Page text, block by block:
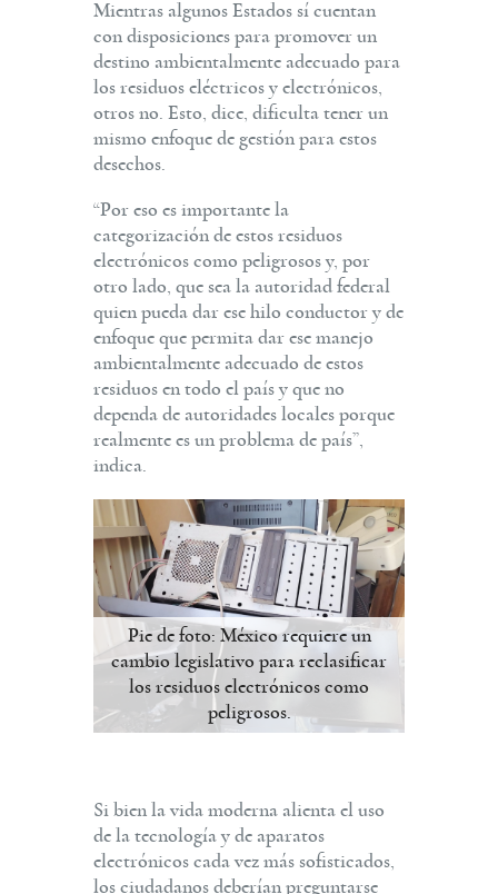
Mientras algunos Estados sí cuentan
con disposiciones para promover un
destino ambientalmente adecuado para
los residuos eléctricos y electrónicos,
otros no. Esto, dice, dificulta tener un
mismo enfoque de gestión para estos
desechos.
“Por eso es importante la
categorización de estos residuos
electrónicos como peligrosos y, por
otro lado, que sea la autoridad federal
quien pueda dar ese hilo conductor y de
enfoque que permita dar ese manejo
ambientalmente adecuado de estos
residuos en todo el país y que no
dependa de autoridades locales porque
realmente es un problema de país”,
indica.
Pie de foto: México requiere un
cambio legislativo para reclasificar
los residuos electrónicos como
peligrosos.
Si bien la vida moderna alienta el uso
de la tecnología y de aparatos
electrónicos cada vez más sofisticados,
los ciudadanos deberían preguntarse